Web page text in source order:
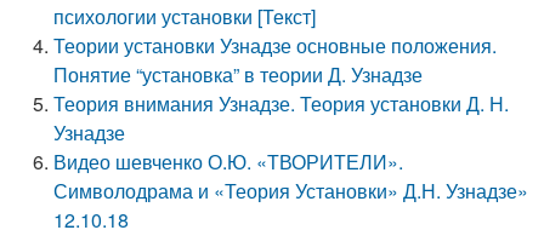
психологии установки [Текст]
Теории установки Узнадзе основные положения.
Понятие “установка” в теории Д. Узнадзе
Теория внимания Узнадзе. Теория установки Д. Н.
Узнадзе
Видео шевченко О.Ю. «ТВОРИТЕЛИ».
Символодрама и «Теория Установки» Д.Н. Узнадзе»
12.10.18